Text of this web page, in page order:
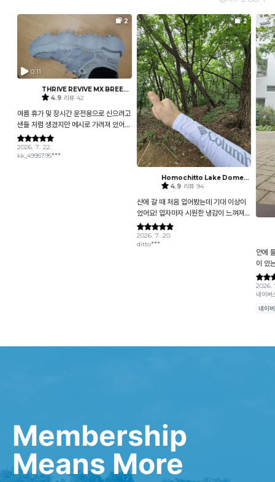
Membership
Means More